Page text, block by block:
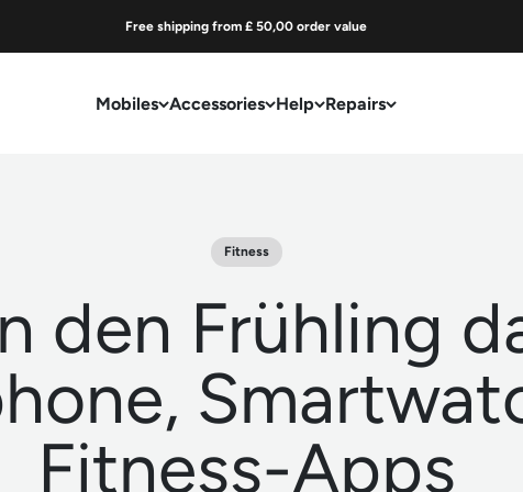
Free shipping from £ 50,00 order value
Mobiles Accessories Help Repairs
Fitness
den Frühling
Fitness-Apps